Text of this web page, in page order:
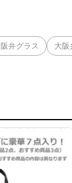
弁グラス 大阪